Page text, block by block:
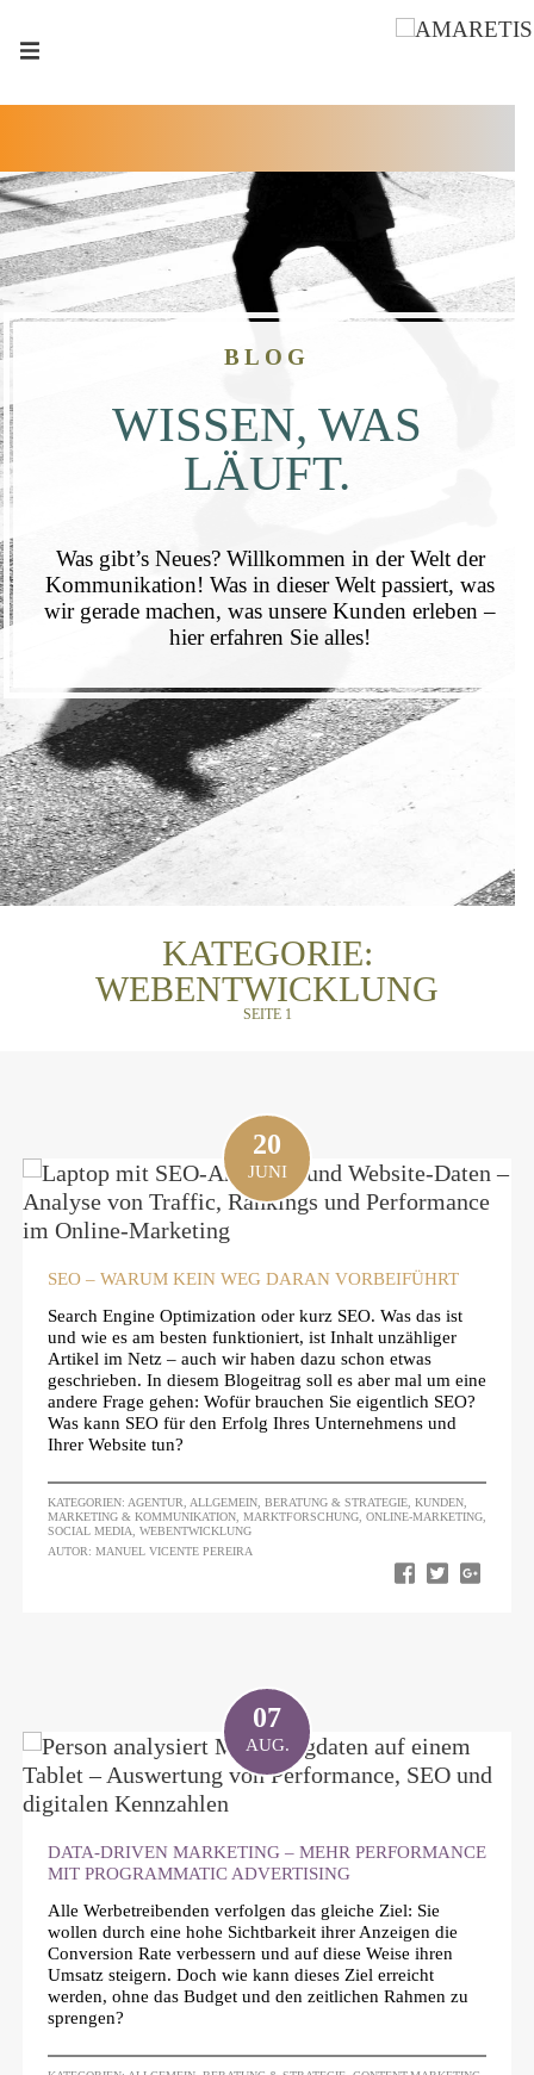
BLOG
Was gibt’s Neues? Willkommen in der Welt der
Kommunikation! Was in dieser Welt passiert, was
wir gerade machen, was unsere Kunden erleben –
hier erfahren Sie alles!
WISSEN, WAS
LÄUFT.
KATEGORIE:
WEBENTWICKLUNG
SEITE 1
20
JUNI
SEO – WARUM KEIN WEG DARAN VORBEIFÜHRT
Search Engine Optimization oder kurz SEO. Was das ist
und wie es am besten funktioniert, ist Inhalt unzähliger
Artikel im Netz – auch wir haben dazu schon etwas
geschrieben. In diesem Blogeitrag soll es aber mal um eine
andere Frage gehen: Wofür brauchen Sie eigentlich SEO?
Was kann SEO für den Erfolg Ihres Unternehmens und
Ihrer Website tun?
KATEGORIEN: AGENTUR, ALLGEMEIN, BERATUNG & STRATEGIE, KUNDEN,
MARKETING & KOMMUNIKATION, MARKTFORSCHUNG, ONLINE-MARKETING,
SOCIAL MEDIA, WEBENTWICKLUNG
AUTOR: MANUEL VICENTE PEREIRA
07
AUG.
DATA-DRIVEN MARKETING – MEHR PERFORMANCE
MIT PROGRAMMATIC ADVERTISING
Alle Werbetreibenden verfolgen das gleiche Ziel: Sie
wollen durch eine hohe Sichtbarkeit ihrer Anzeigen die
Conversion Rate verbessern und auf diese Weise ihren
Umsatz steigern. Doch wie kann dieses Ziel erreicht
werden, ohne das Budget und den zeitlichen Rahmen zu
sprengen?